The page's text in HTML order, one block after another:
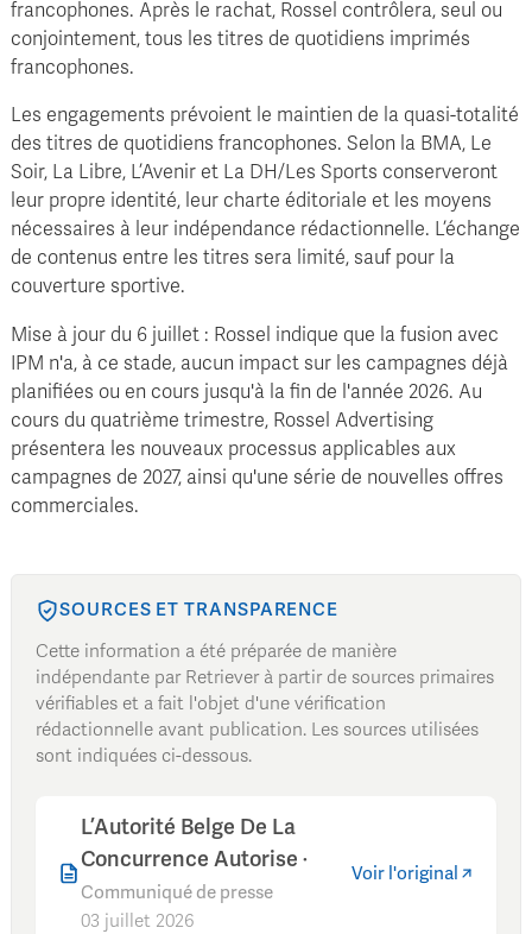
francophones. Après le rachat, Rossel contrôlera, seul ou
conjointement, tous les titres de quotidiens imprimés
francophones.
Les engagements prévoient le maintien de la quasi-totalité
des titres de quotidiens francophones. Selon la BMA, Le
Soir, La Libre, L’Avenir et La DH/Les Sports conserveront
leur propre identité, leur charte éditoriale et les moyens
nécessaires à leur indépendance rédactionnelle. L’échange
de contenus entre les titres sera limité, sauf pour la
couverture sportive.
Mise à jour du 6 juillet : Rossel indique que la fusion avec
IPM n'a, à ce stade, aucun impact sur les campagnes déjà
planifiées ou en cours jusqu'à la fin de l'année 2026. Au
cours du quatrième trimestre, Rossel Advertising
présentera les nouveaux processus applicables aux
campagnes de 2027, ainsi qu'une série de nouvelles offres
commerciales.
SOURCES ET TRANSPARENCE
Cette information a été préparée de manière
indépendante par Retriever à partir de sources primaires
vérifiables et a fait l'objet d'une vérification
rédactionnelle avant publication. Les sources utilisées
sont indiquées ci-dessous.
L’Autorité Belge De La
Concurrence Autorise ·
Communiqué de presse
03 juillet 2026
Voir l'original